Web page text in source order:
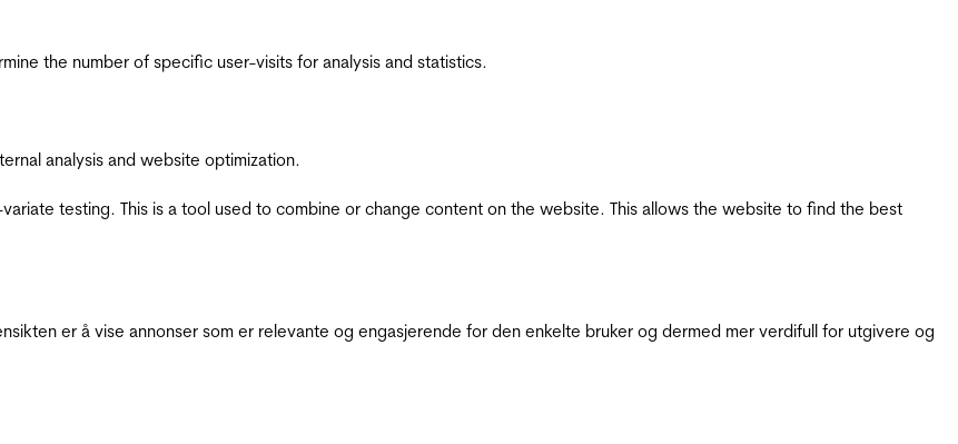
the number of specific user-visits for analysis and statistics.
analysis and website optimization.
testing. This is a tool used to combine or change content on the website. This allows the website to find the best
er å vise annonser som er relevante og engasjerende for den enkelte bruker og dermed mer verdifull for utgivere og